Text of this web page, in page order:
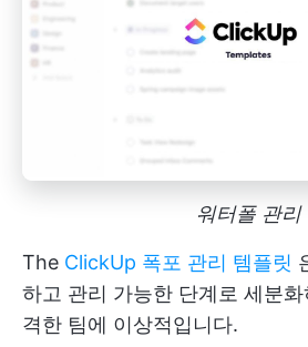
워터폴 관리
The ClickUp 폭포 관리 템플릿
하고 관리 가능한 단계로 세분
격한 팀에 이상적입니다.